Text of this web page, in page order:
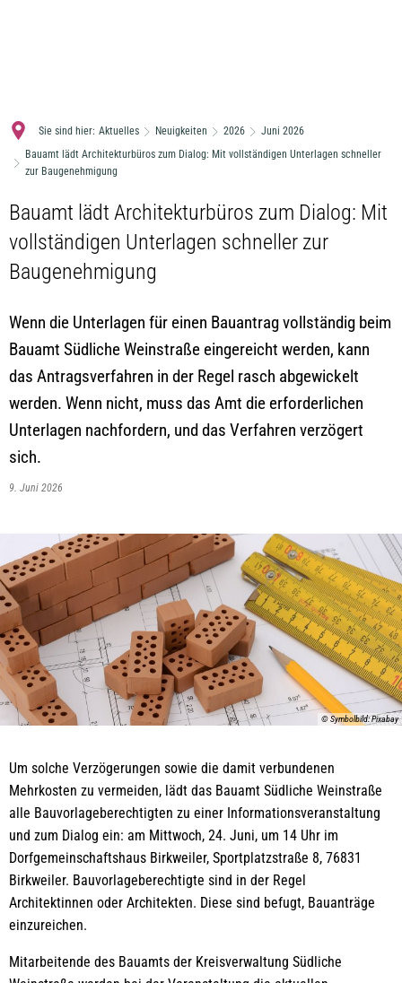
Sie sind hier: Aktuelles Neuigkeiten 2026
Juni 2026
Bauamt lädt Architekturbüros zum Dialog: Mit vollständigen Unterlagen schneller
zur Baugenehmigung
Bauamt lädt Architekturbüros zum Dialog: Mit
vollständigen Unterlagen schneller zur
Baugenehmigung
Wenn die Unterlagen für einen Bauantrag vollständig beim
Bauamt Südliche Weinstraße eingereicht werden, kann
das Antragsverfahren in der Regel rasch abgewickelt
werden. Wenn nicht, muss das Amt die erforderlichen
Unterlagen nachfordern, und das Verfahren verzögert
sich.
9. Juni 2026
© Symbolbild: Pixabay
Um solche Verzögerungen sowie die damit verbundenen
Mehrkosten zu vermeiden, lädt das Bauamt Südliche Weinstraße
alle Bauvorlageberechtigten zu einer Informationsveranstaltung
und zum Dialog ein: am Mittwoch, 24. Juni, um 14 Uhr im
Dorfgemeinschaftshaus Birkweiler, Sportplatzstraße 8, 76831
Birkweiler. Bauvorlageberechtigte sind in der Regel
Architektinnen oder Architekten. Diese sind befugt, Bauanträge
einzureichen.
Mitarbeitende des Bauamts der Kreisverwaltung Südliche